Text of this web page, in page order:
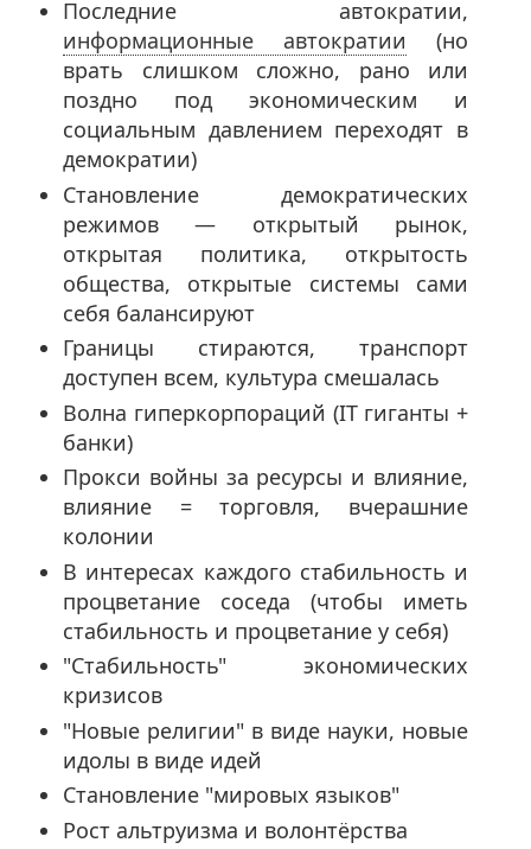
Последние автократии,
информационные автократии (но
врать слишком сложно, рано или
поздно под экономическим и
социальным давлением переходят в
демократии)
Становление демократических
режимов — открытый рынок,
открытая политика, открытость
общества, открытые системы сами
себя балансируют
Границы стираются, транспорт
доступен всем, культура смешалась
Волна гиперкорпораций (IT гиганты +
банки)
Прокси войны за ресурсы и влияние,
влияние = торговля, вчерашние
колонии
В интересах каждого стабильность и
процветание соседа (чтобы иметь
стабильность и процветание у себя)
"Стабильность" экономических
кризисов
"Новые религии" в виде науки, новые
идолы в виде идей
Становление "мировых языков"
Рост альтруизма и волонтёрства